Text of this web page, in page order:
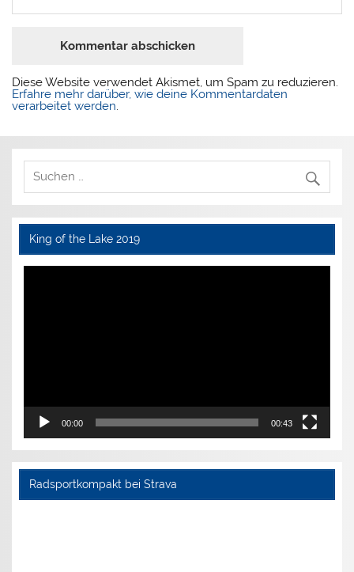
Diese Website verwendet Akismet, um Spam zu reduzieren.
Erfahre mehr darüber, wie deine Kommentardaten
verarbeitet werden.
King of the Lake 2019
Video-
00:00 00:43
Radsportkompakt bei Strava